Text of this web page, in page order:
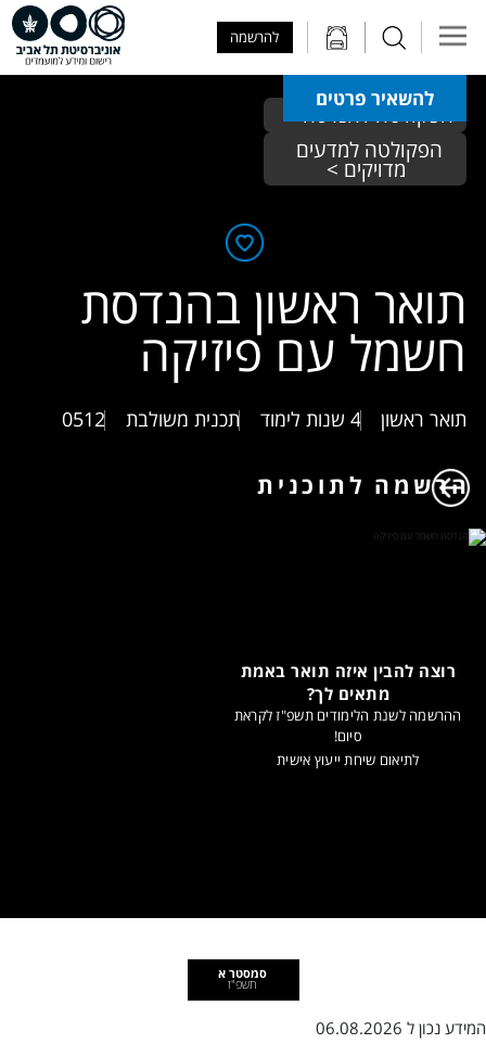
להרשמה
להשאיר פרטים
הפקולטה להנדסה >
מדויקים >
תואר ראשון בהנדסת
חשמל עם פיזיקה
תואר ראשון 4 שנות לימוד תכנית משולבת 0512
הרשמה לתוכנית
רוצה להבין איזה תואר באמת
מתאים לך?
ההרשמה לשנת הלימודים תשפ"ז לקראת
סיום!
לתיאום שיחת ייעוץ אישית
סמסטר א
תשפ"ז
המידע נכון ל 06.08.2026